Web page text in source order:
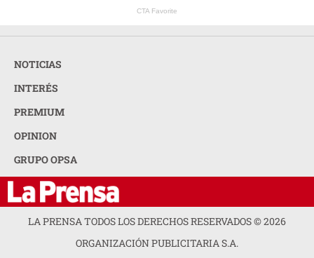
CTA Favorite
NOTICIAS
INTERÉS
PREMIUM
OPINION
GRUPO OPSA
LA PRENSA TODOS LOS DERECHOS RESERVADOS ©2026
ORGANIZACIÓN PUBLICITARIA S.A.